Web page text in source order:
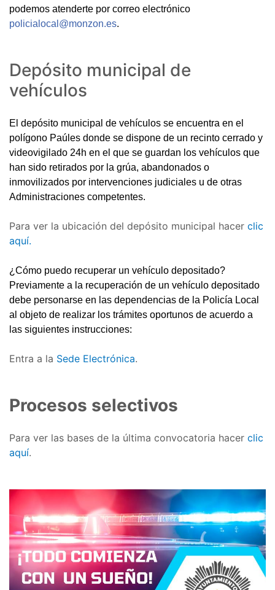
podemos atenderte por correo electrónico
policialocal@monzon.es.
Depósito municipal de
vehículos
El depósito municipal de vehículos se encuentra en el
polígono Paúles donde se dispone de un recinto cerrado y
videovigilado 24h en el que se guardan los vehículos que
han sido retirados por la grúa, abandonados o
inmovilizados por intervenciones judiciales u de otras
Administraciones competentes.
Para ver la ubicación del depósito municipal hacer clic
aquí.
¿Cómo puedo recuperar un vehículo depositado?
Previamente a la recuperación de un vehículo depositado
debe personarse en las dependencias de la Policía Local
al objeto de realizar los trámites oportunos de acuerdo a
las siguientes instrucciones:
Entra a la Sede Electrónica.
Procesos selectivos
Para ver las bases de la última convocatoria hacer clic
aquí.